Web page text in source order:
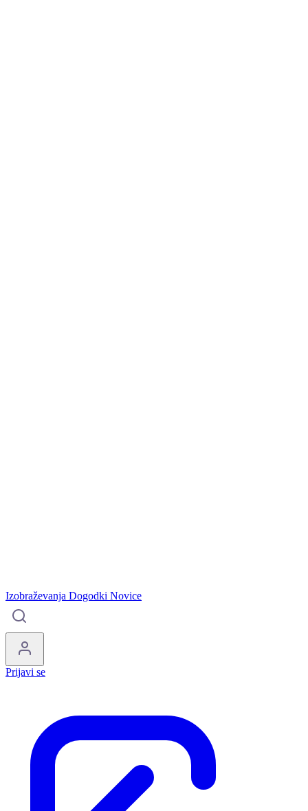
Izobraževanja Dogodki Novice
Prijavi se